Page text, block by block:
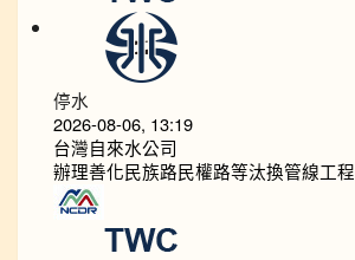
停水
2026-08-06, 13:19
台灣自來水公司
辦理善化民族路民權路等汰換管線工程